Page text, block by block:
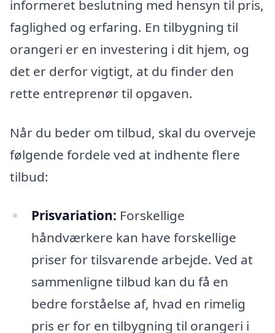
informeret beslutning med hensyn til pris,
faglighed og erfaring. En tilbygning til
orangeri er en investering i dit hjem, og
det er derfor vigtigt, at du finder den
rette entreprenør til opgaven.
Når du beder om tilbud, skal du overveje
følgende fordele ved at indhente flere
tilbud:
Prisvariation: Forskellige
håndværkere kan have forskellige
priser for tilsvarende arbejde. Ved at
sammenligne tilbud kan du få en
bedre forståelse af, hvad en rimelig
pris er for en tilbygning til orangeri i